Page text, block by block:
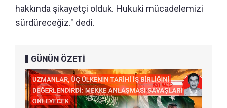
hakkında şikayetçi olduk. Hukuki mücadelemizi
sürdüreceğiz." dedi.
GÜNÜN ÖZETİ